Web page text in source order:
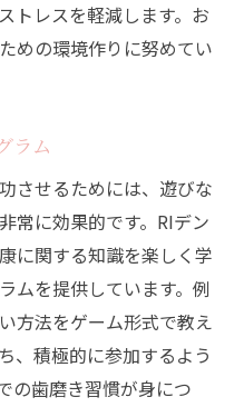
トレスを軽減します。お
めの環境作りに努めてい
ラム
させるためには、遊びな
常に効果的です。RIデン
に関する知識を楽しく学
ムを提供しています。例
方法をゲーム形式で教え
、積極的に参加するよう
の歯磨き習慣が身につ